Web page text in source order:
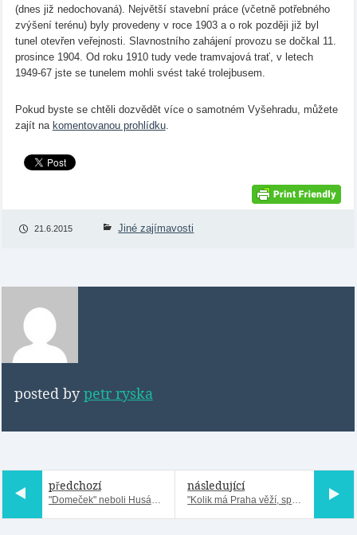
(dnes již nedochovaná). Největší stavební práce (včetně potřebného
zvýšení terénu) byly provedeny v roce 1903 a o rok později již byl
tunel otevřen veřejnosti. Slavnostního zahájení provozu se dočkal 11.
prosince 1904. Od roku 1910 tudy vede tramvajová trať, v letech
1949-67 jste se tunelem mohli svést také trolejbusem.
Pokud byste se chtěli dozvědět více o samotném Vyšehradu, můžete
zajít na komentovanou prohlídku.
21.6.2015 Jiné zajímavosti
posted bypetr ryska
předchozí následující